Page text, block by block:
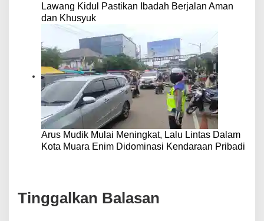
Lawang Kidul Pastikan Ibadah Berjalan Aman
dan Khusyuk
Arus Mudik Mulai Meningkat, Lalu Lintas Dalam
Kota Muara Enim Didominasi Kendaraan Pribadi
Tinggalkan Balasan